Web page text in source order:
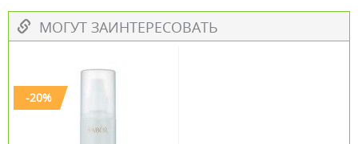
МОГУТ ЗАИНТЕРЕСОВАТЬ
-20%